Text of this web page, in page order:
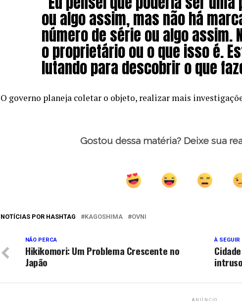
ou algo assim, mas não há
número de série ou algo assim.
o proprietário ou o que isso é.
lutando para descobrir o que
O governo planeja coletar o objeto, realizar mais
Gostou dessa matéria? Deixe sua
NOTÍCIAS POR HASHTAG KAGOSHIMA OVNI
À SEGUIR
NÃO PERCA
Hikikomori: Um Problema Crescente no
Japão